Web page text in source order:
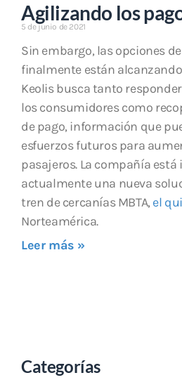
Agilizando los
5 de junio de 2021
Sin embargo, las opciones
finalmente están
Keolis busca tanto
los consumidores como
de pago, información que
esfuerzos futuros para
pasajeros. La compañía
actualmente una nueva
tren de cercanías MBTA, el
Norteamérica.
Leer más »
Categorías